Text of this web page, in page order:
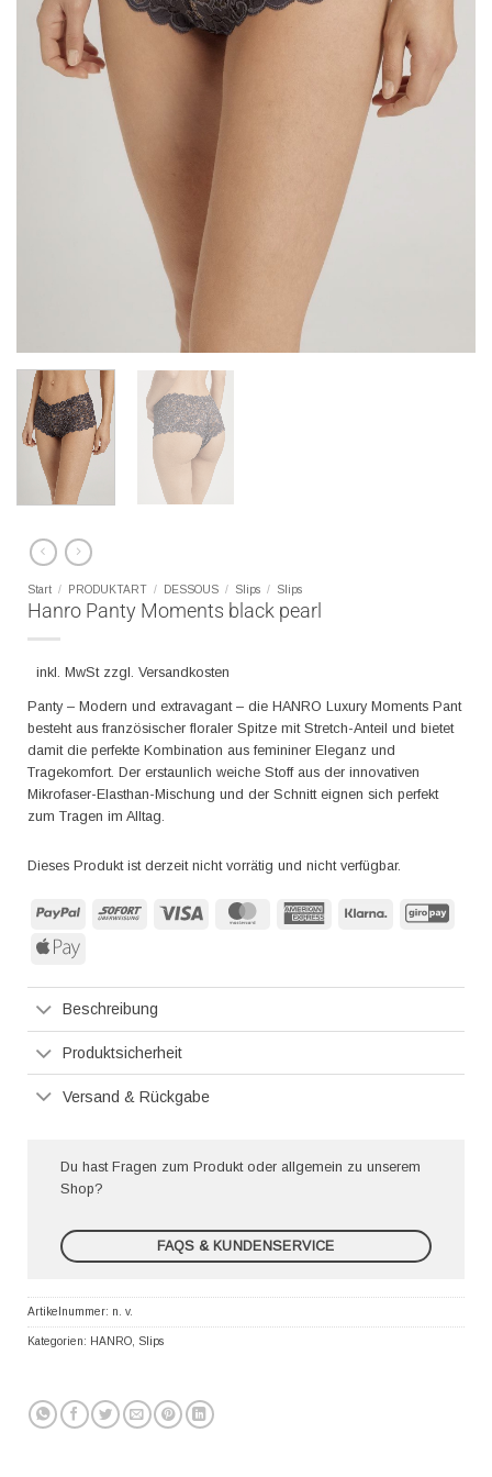
Start / PRODUKTART / DESSOUS / Slips / Slips
Hanro Panty Moments black pearl
inkl. MwSt zzgl. Versandkosten
Panty – Modern und extravagant – die HANRO Luxury Moments Pant
besteht aus französischer floraler Spitze mit Stretch-Anteil und bietet
damit die perfekte Kombination aus femininer Eleganz und
Tragekomfort. Der erstaunlich weiche Stoff aus der innovativen
Mikrofaser-Elasthan-Mischung und der Schnitt eignen sich perfekt
zum Tragen im Alltag.
Dieses Produkt ist derzeit nicht vorrätig und nicht verfügbar.
PayPal Sofort MasterCard American
Klarna
Apple
Beschreibung
Produktsicherheit
Versand & Rückgabe
Du hast Fragen zum Produkt oder allgemein zu unserem
Shop?
FAQS & KUNDENSERVICE
Artikelnummer: n. v.
Kategorien: HANRO Slips